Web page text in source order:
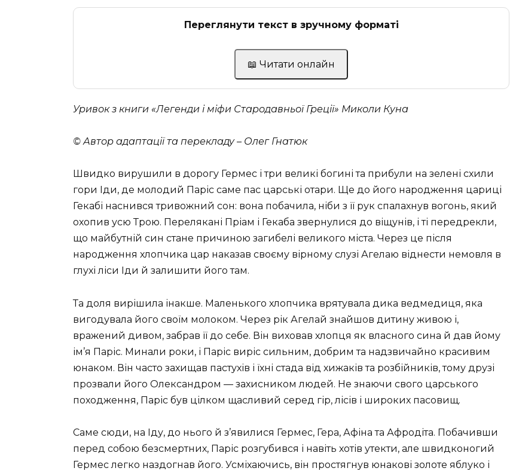
Переглянути текст в зручному форматі
📖 Читати онлайн
Уривок з книги «Легенди і міфи Стародавньої Греції» Миколи Куна
© Автор адаптації та перекладу – Олег Гнатюк
Швидко вирушили в дорогу Гермес і три великі богині та прибули на зелені схили
гори Іди, де молодий Паріс саме пас царські отари. Ще до його народження цариці
Гекабі наснився тривожний сон: вона побачила, ніби з її рук спалахнув вогонь, який
охопив усю Трою. Перелякані Пріам і Гекаба звернулися до віщунів, і ті передрекли,
що майбутній син стане причиною загибелі великого міста. Через це після
народження хлопчика цар наказав своєму вірному слузі Агелаю віднести немовля в
глухі ліси Іди й залишити його там.
Та доля вирішила інакше. Маленького хлопчика врятувала дика ведмедиця, яка
вигодувала його своїм молоком. Через рік Агелай знайшов дитину живою і,
вражений дивом, забрав її до себе. Він виховав хлопця як власного сина й дав йому
ім’я Паріс. Минали роки, і Паріс виріс сильним, добрим та надзвичайно красивим
юнаком. Він часто захищав пастухів і їхні стада від хижаків та розбійників, тому друзі
прозвали його Олександром — захисником людей. Не знаючи свого царського
походження, Паріс був цілком щасливий серед гір, лісів і широких пасовищ.
Саме сюди, на Іду, до нього й з’явилися Гермес, Гера, Афіна та Афродіта. Побачивши
перед собою безсмертних, Паріс розгубився і навіть хотів утекти, але швидконогий
Гермес легко наздогнав його. Усміхаючись, він простягнув юнакові золоте яблуко і